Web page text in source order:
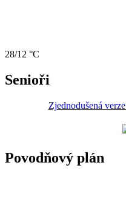
28/12 °C
Senioři
Zjednodušená
Povodňový plán